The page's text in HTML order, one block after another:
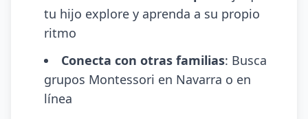
tu hijo explore y aprenda a su propio
ritmo
Conecta con otras familias: Busca
grupos Montessori en Navarra o en
línea